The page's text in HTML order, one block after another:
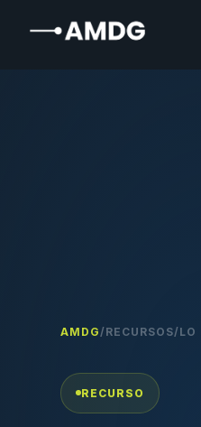
AMDG /RECURSOS/LO
RECURSO